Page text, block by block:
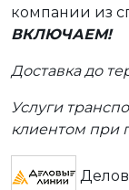
компании из
ВКЛЮЧАЕМ!
Доставка до
Услуги
клиентом при